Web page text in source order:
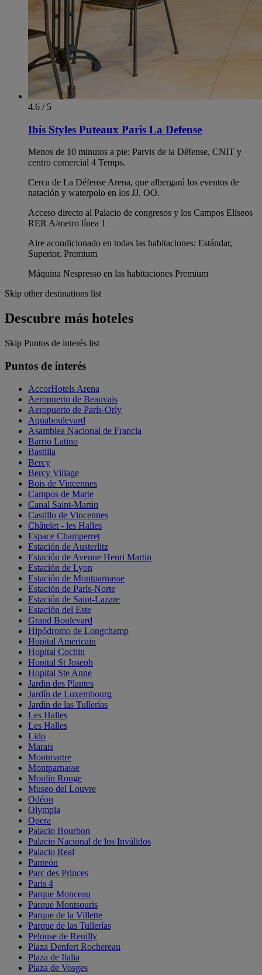
4.6 / 5
Ibis Styles Puteaux Paris La Defense
Menos de 10 minutos a pie: Parvis de la Défense, CNIT y
centro comercial 4 Temps.
Cerca de La Défense Arena, que albergará los eventos de
natación y waterpolo en los JJ. OO.
Acceso directo al Palacio de congresos y los Campos Elíseos
RER A/metro línea 1
Aire acondicionado en todas las habitaciones: Estándar,
Superior, Premium
Máquina Nespresso en las habitaciones Premium
Skip other destinations list
Descubre más hoteles
Skip Puntos de interés list
Puntos de interés
AccorHotels Arena
Aeropuerto de Beauvais
Aeropuerto de París-Orly
Aquaboulevard
Asamblea Nacional de Francia
Barrio Latino
Bastilla
Bercy
Bercy Village
Bois de Vincennes
Campos de Marte
Canal Saint-Martin
Castillo de Vincennes
Châtelet - les Halles
Espace Champerret
Estación de Austerlitz
Estación de Avenue Henri Martin
Estación de Lyon
Estación de Montparnasse
Estación de París-Norte
Estación de Saint-Lazare
Estación del Este
Grand Boulevard
Hipódromo de Longchamp
Hopital Americain
Hopital Cochin
Hopital St Joseph
Hopital Ste Anne
Jardin des Plantes
Jardín de Luxembourg
Jardín de las Tullerías
Les Halles
Les Halles
Lido
Marais
Montmartre
Montparnasse
Moulin Rouge
Museo del Louvre
Odéon
Olympia
Opera
Palacio Bourbon
Palacio Nacional de los Inválidos
Palacio Real
Panteón
Parc des Princes
Paris 4
Parque Monceau
Parque Montsouris
Parque de la Villette
Parque de las Tullerías
Pelouse de Reuilly
Plaza Denfert Rochereau
Plaza de Italia
Plaza de Vosges